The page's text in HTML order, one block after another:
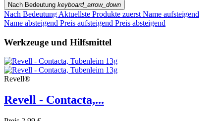
CARSON 4
Revell® 57
Neuheiten
Reduzierte Artikel
Produkte anzeigen61
Nach Bedeutung keyboard_arrow_down
Nach Bedeutung Aktuellste Produkte zuerst Name aufsteigend
Name absteigend Preis aufsteigend Preis absteigend
Werkzeuge und Hilfsmittel
Revell®
Revell - Contacta,...